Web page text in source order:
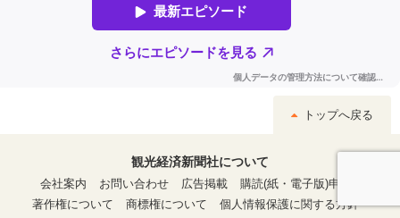
トップへ戻る
観光経済新聞社について
会社案内
お問い合わせ 広告掲載
購読(紙・電子版)申込
著作権について
商標権について 個人情報保護に関する方針